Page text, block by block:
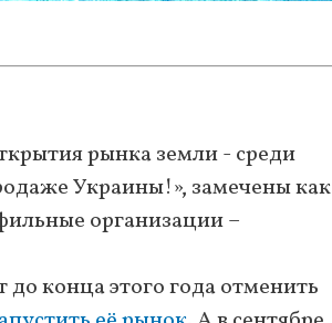
рынка земли - среди
Украины!», замечены как
организации –
конца этого года отменить